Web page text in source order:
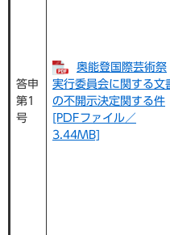
答申
第1
号
奥能登国際芸術祭
実行委員会に関する文
の不開示決定関する件
[PDFファイル／
3.44MB]